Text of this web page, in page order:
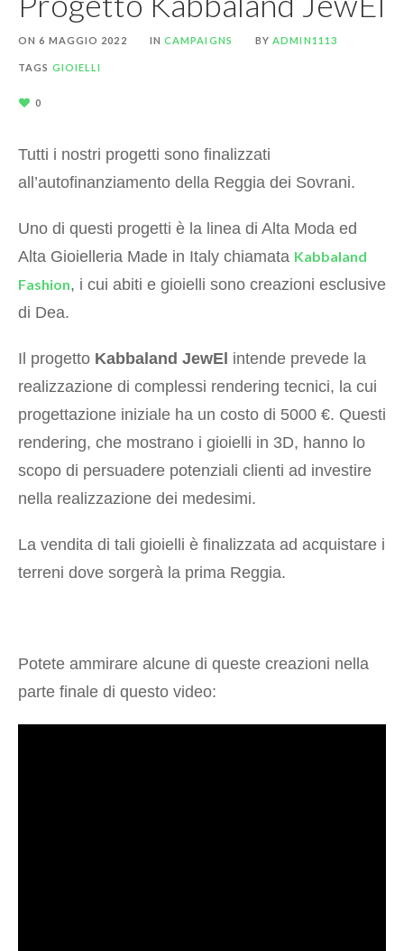
ON6 MAGGIO 2022 IN CAMPAIGNS BYADMIN1113
TAGS GIOIELLI
0
Tutti i nostri progetti sono finalizzati
all’autofinanziamento della Reggia dei Sovrani.
Uno di questi progetti è la linea di Alta Moda ed
Alta Gioielleria Made in Italy chiamata Kabbaland
Fashion, i cui abiti e gioielli sono creazioni esclusive
di Dea.
Il progetto Kabbaland JewEl intende prevede la
realizzazione di complessi rendering tecnici, la cui
progettazione iniziale ha un costo di 5000 €. Questi
rendering, che mostrano i gioielli in 3D, hanno lo
scopo di persuadere potenziali clienti ad investire
nella realizzazione dei medesimi.
La vendita di tali gioielli è finalizzata ad acquistare i
terreni dove sorgerà la prima Reggia.
Potete ammirare alcune di queste creazioni nella
parte finale di questo video: